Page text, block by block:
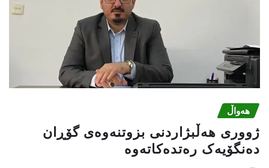
هەواڵ
ژووری هەڵبژاردنی بزوتنەوەى گۆڕان
دەنگۆیەک رەتدەکاتەوە